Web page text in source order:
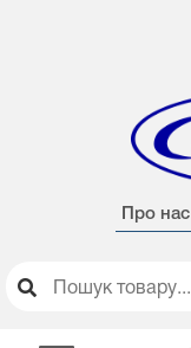
Про нас